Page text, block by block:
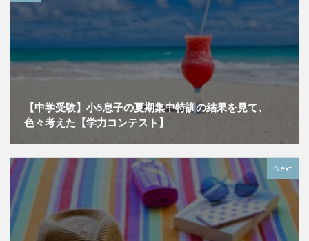
【中学受験】小5息子の夏期集中特訓の結果を見て、
色々考えた【学力コンテスト】
Next